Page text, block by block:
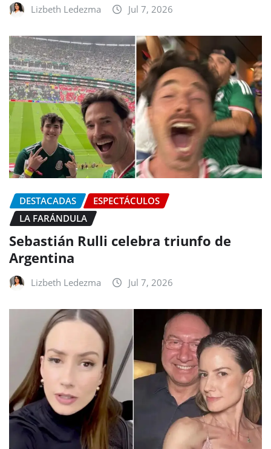
Lizbeth Ledezma Jul 7, 2026
DESTACADAS
ESPECTÁCULOS
LA FARÁNDULA
Sebastián Rulli celebra triunfo de
Argentina
Lizbeth Ledezma Jul 7, 2026